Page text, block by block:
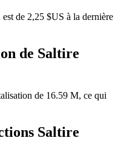
de 2,25 $US à la dernière
de Saltire
de 16.59 M, ce qui
Saltire